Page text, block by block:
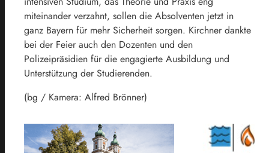
miteinander verzahnt, sollen die Absolventen jetzt in
ganz Bayern für mehr Sicherheit sorgen. Kirchner dankte
bei der Feier auch den Dozenten und den
Polizeipräsidien für die engagierte Ausbildung und
Unterstützung der Studierenden.
(bg / Kamera: Alfred Brönner)